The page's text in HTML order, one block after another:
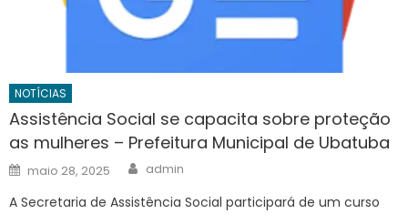
NOTÍCIAS
Assistência Social se capacita sobre proteção
as mulheres – Prefeitura Municipal de Ubatuba
Posted
on
maio 28, 2025 Author
admin
A Secretaria de Assistência Social participará de um curso